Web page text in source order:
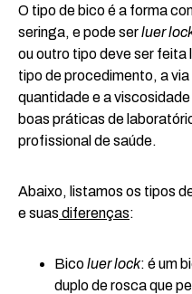
O tipo de bico é a forma
seringa, e pode serluer
ou outro tipo deve ser feita
tipo de procedimento, a
quantidade e a
boas práticas de
profissional de saúde.
Abaixo, listamos os tipos
e suas diferenças:
Bicoluer lock: é um
duplo de rosca que